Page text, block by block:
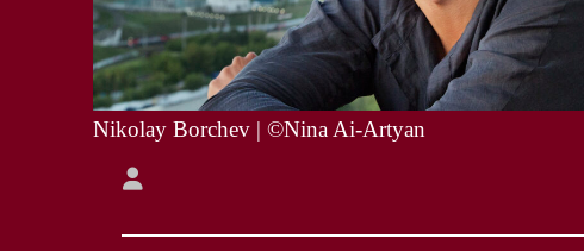
Nikolay Borchev | ©Nina Ai-Artyan